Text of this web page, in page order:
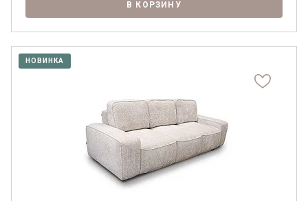
В КОРЗИНУ
НОВИНКА